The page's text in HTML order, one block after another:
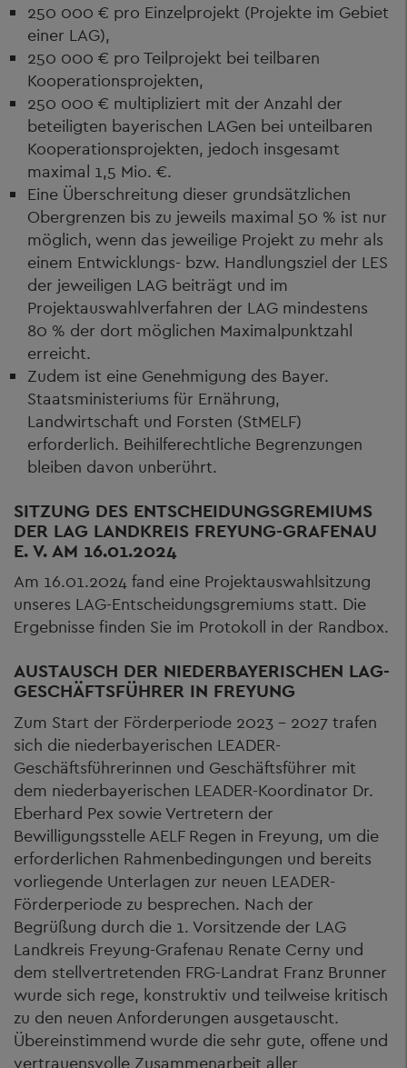
250 000 € pro Einzelprojekt (Projekte im Gebiet
einer LAG),
250 000 € pro Teilprojekt bei teilbaren
Kooperationsprojekten,
250 000 € multipliziert mit der Anzahl der
beteiligten bayerischen LAGen bei unteilbaren
Kooperationsprojekten, jedoch insgesamt
maximal 1,5 Mio. €.
Eine Überschreitung dieser grundsätzlichen
Obergrenzen bis zu jeweils maximal 50 % ist nur
möglich, wenn das jeweilige Projekt zu mehr als
einem Entwicklungs- bzw. Handlungsziel der LES
der jeweiligen LAG beiträgt und im
Projektauswahlverfahren der LAG mindestens
80 % der dort möglichen Maximalpunktzahl
erreicht.
Zudem ist eine Genehmigung des Bayer.
Staatsministeriums für Ernährung,
Landwirtschaft und Forsten (StMELF)
erforderlich. Beihilferechtliche Begrenzungen
bleiben davon unberührt.
SITZUNG DES ENTSCHEIDUNGSGREMIUMS
DER LAG LANDKREIS FREYUNG-GRAFENAU
E. V. AM 16.01.2024
Am 16.01.2024 fand eine Projektauswahlsitzung
unseres LAG-Entscheidungsgremiums statt. Die
Ergebnisse finden Sie im Protokoll in der Randbox.
AUSTAUSCH DER NIEDERBAYERISCHEN LAG-
GESCHÄFTSFÜHRER IN FREYUNG
Zum Start der Förderperiode 2023 - 2027 trafen
sich die niederbayerischen LEADER-
Geschäftsführerinnen und Geschäftsführer mit
dem niederbayerischen LEADER-Koordinator Dr.
Eberhard Pex sowie Vertretern der
Bewilligungsstelle AELF Regen in Freyung, um die
erforderlichen Rahmenbedingungen und bereits
vorliegende Unterlagen zur neuen LEADER-
Förderperiode zu besprechen. Nach der
Begrüßung durch die 1. Vorsitzende der LAG
Landkreis Freyung-Grafenau Renate Cerny und
dem stellvertretenden FRG-Landrat Franz Brunner
wurde sich rege, konstruktiv und teilweise kritisch
zu den neuen Anforderungen ausgetauscht.
Übereinstimmend wurde die sehr gute, offene und
vertrauensvolle Zusammenarbeit aller